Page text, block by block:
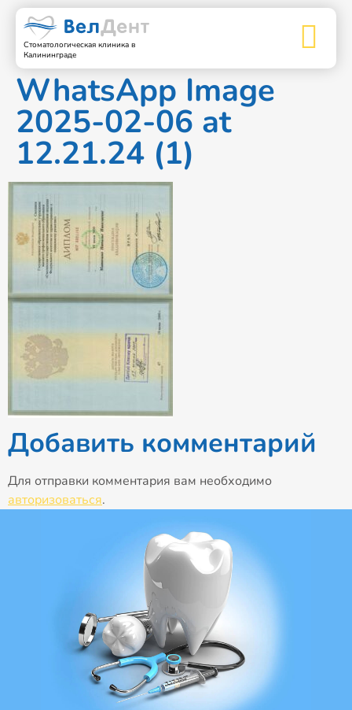
Стоматологическая клиника в
Калининграде
WhatsApp Image
2025-02-06 at
12.21.24 (1)
Добавить комментарий
Для отправки комментария вам необходимо
авторизоваться.